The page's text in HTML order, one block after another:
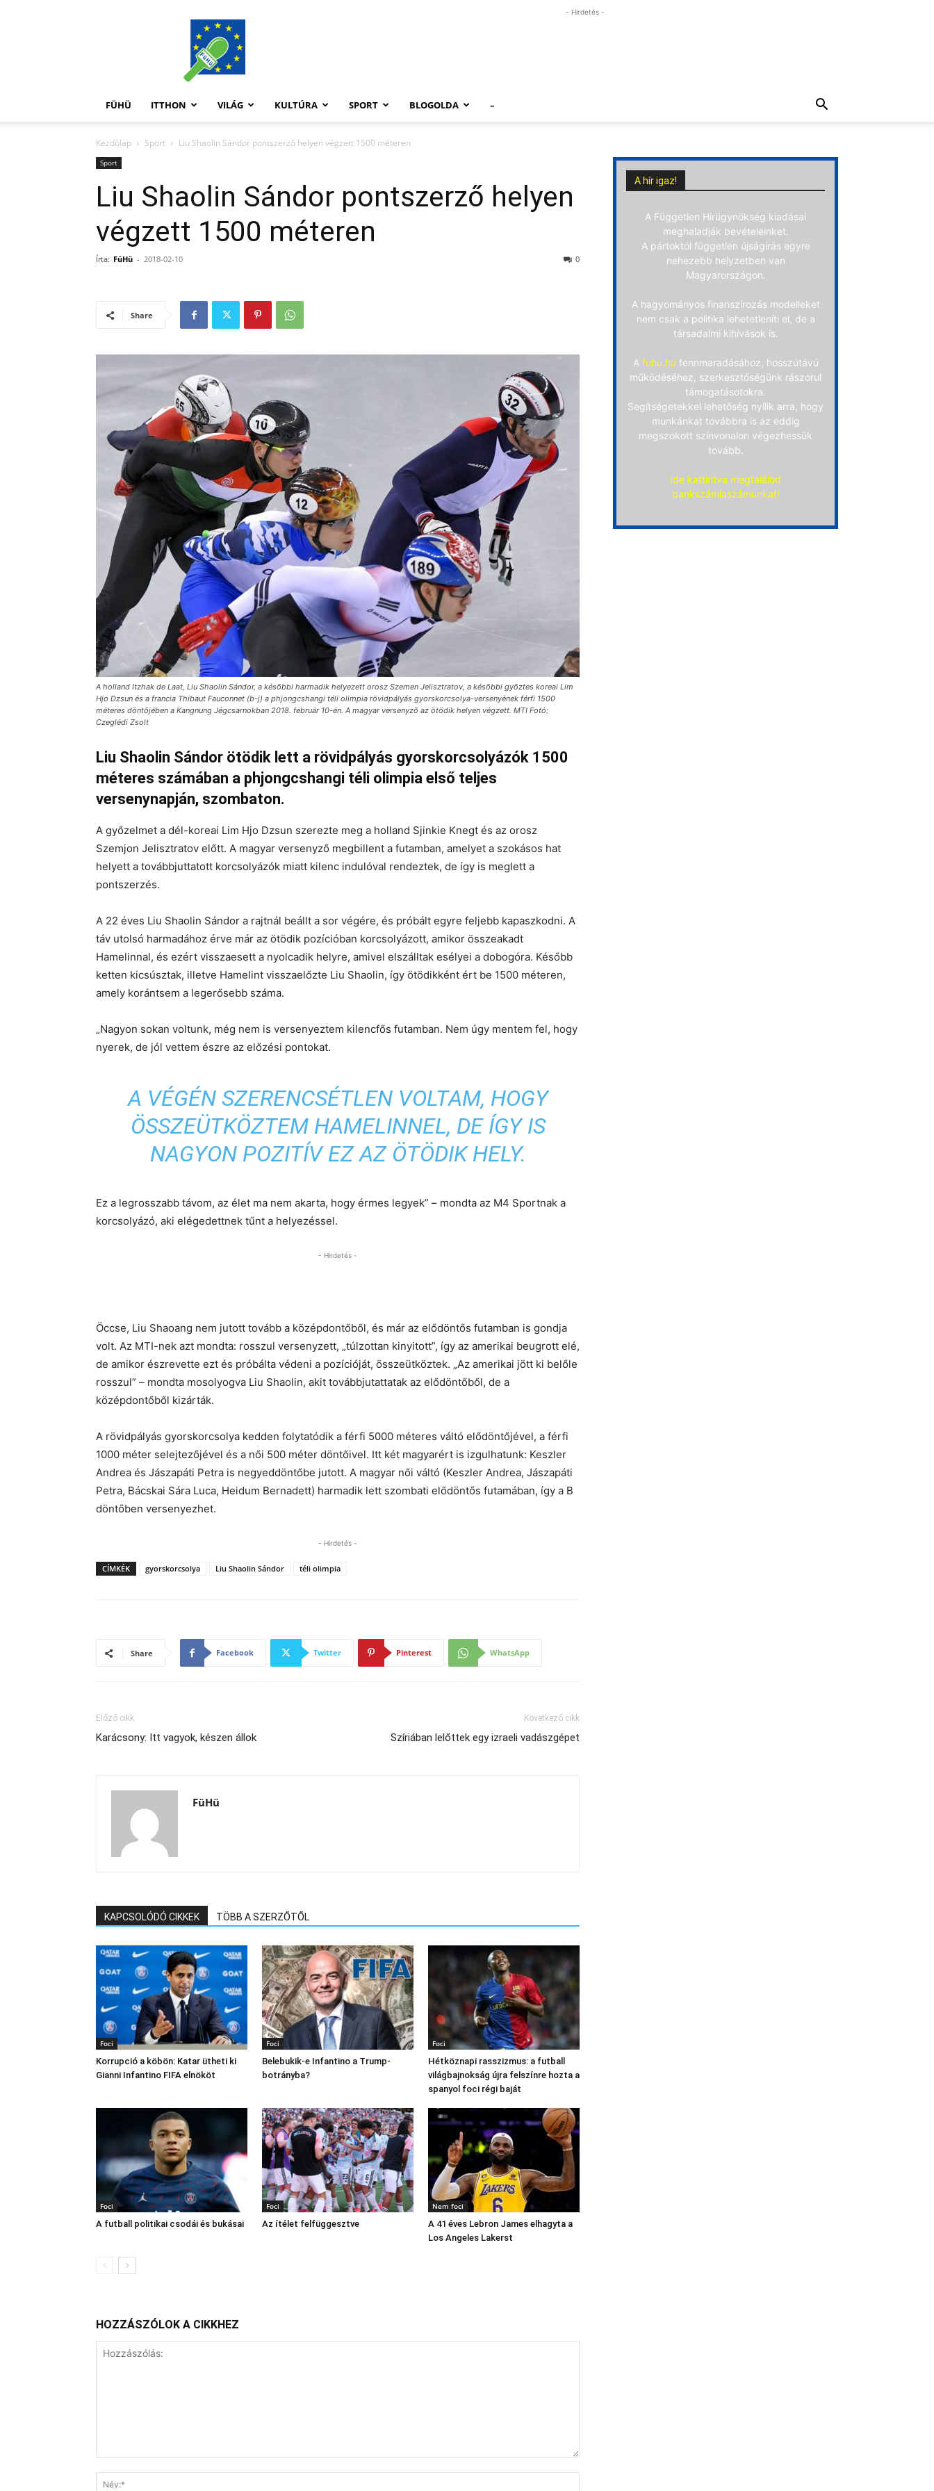
FüHü
- Hirdetés -
FÜHÜ ITTHON VILÁG KULTÚRA SPORT BLOGOLDA –
Kezdőlap Sport Liu Shaolin Sándor pontszerző helyen végzett 1500 méteren
Sport
Liu Shaolin Sándor pontszerző helyen
végzett 1500 méteren
Írta: FüHü - 2018-02-10 0
Share
A holland Itzhak de Laat, Liu Shaolin Sándor, a késõbbi harmadik helyezett orosz Szemen Jelisztratov, a késõbbi gyõztes koreai Lim
Hjo Dzsun és a francia Thibaut Fauconnet (b-j) a phjongcshangi téli olimpia rövidpályás gyorskorcsolya-versenyének férfi 1500
méteres döntõjében a Kangnung Jégcsarnokban 2018. február 10-én. A magyar versenyzõ az ötödik helyen végzett. MTI Fotó:
Czeglédi Zsolt
Liu Shaolin Sándor ötödik lett a rövidpályás gyorskorcsolyázók 1500
méteres számában a phjongcshangi téli olimpia első teljes
versenynapján, szombaton.
A győzelmet a dél-koreai Lim Hjo Dzsun szerezte meg a holland Sjinkie Knegt és az orosz
Szemjon Jelisztratov előtt. A magyar versenyző megbillent a futamban, amelyet a szokásos hat
helyett a továbbjuttatott korcsolyázók miatt kilenc indulóval rendeztek, de így is meglett a
pontszerzés.
A 22 éves Liu Shaolin Sándor a rajtnál beállt a sor végére, és próbált egyre feljebb kapaszkodni. A
táv utolsó harmadához érve már az ötödik pozícióban korcsolyázott, amikor összeakadt
Hamelinnal, és ezért visszaesett a nyolcadik helyre, amivel elszálltak esélyei a dobogóra. Később
ketten kicsúsztak, illetve Hamelint visszaelőzte Liu Shaolin, így ötödikként ért be 1500 méteren,
amely korántsem a legerősebb száma.
„Nagyon sokan voltunk, még nem is versenyeztem kilencfős futamban. Nem úgy mentem fel, hogy
nyerek, de jól vettem észre az előzési pontokat.
A VÉGÉN SZERENCSÉTLEN VOLTAM, HOGY
ÖSSZEÜTKÖZTEM HAMELINNEL, DE ÍGY IS
NAGYON POZITÍV EZ AZ ÖTÖDIK HELY.
Ez a legrosszabb távom, az élet ma nem akarta, hogy érmes legyek” – mondta az M4 Sportnak a
korcsolyázó, aki elégedettnek tűnt a helyezéssel.
- Hirdetés -
Öccse, Liu Shaoang nem jutott tovább a középdontőből, és már az elődöntős futamban is gondja
volt. Az MTI-nek azt mondta: rosszul versenyzett, „túlzottan kinyitott”, így az amerikai beugrott elé,
de amikor észrevette ezt és próbálta védeni a pozícióját, összeütköztek. „Az amerikai jött ki belőle
rosszul” – mondta mosolyogva Liu Shaolin, akit továbbjutattatak az elődöntőből, de a
középdontőből kizárták.
A rövidpályás gyorskorcsolya kedden folytatódik a férfi 5000 méteres váltó elődöntőjével, a férfi
1000 méter selejtezőjével és a női 500 méter döntőivel. Itt két magyarért is izgulhatunk: Keszler
Andrea és Jászapáti Petra is negyeddöntőbe jutott. A magyar női váltó (Keszler Andrea, Jászapáti
Petra, Bácskai Sára Luca, Heidum Bernadett) harmadik lett szombati elődöntős futamában, így a B
döntőben versenyezhet.
- Hirdetés -
CÍMKÉK gyorskorcsolya Liu Shaolin Sándor téli olimpia
Share Facebook Twitter Pinterest WhatsApp
Előző cikk
Karácsony: Itt vagyok, készen állok
Következő cikk
Szíriában lelőttek egy izraeli vadászgépet
FüHü
KAPCSOLÓDÓ CIKKEK TÖBB A SZERZŐTŐL
Foci
Korrupció a köbön: Katar ütheti ki
Gianni Infantino FIFA elnököt
Foci
Belebukik-e Infantino a Trump-
botrányba?
Foci
Hétköznapi rasszizmus: a futball
világbajnokság újra felszínre hozta a
spanyol foci régi baját
Foci
A futball politikai csodái és bukásai
Foci
Az ítélet felfüggesztve
Nem foci
A 41 éves Lebron James elhagyta a
Los Angeles Lakerst
HOZZÁSZÓLOK A CIKKHEZ
A hír igaz!
A Független Hírügynökség kiadásai
meghaladják bevételeinket.
A pártoktól független újságírás egyre
nehezebb helyzetben van
Magyarországon.
A hagyományos finanszírozás modelleket
nem csak a politika lehetetleníti el, de a
társadalmi kihívások is.
A fuhu.hu fennmaradásához, hosszútávú
működéséhez, szerkesztőségünk rászorul
támogatásotokra.
Segítségetekkel lehetőség nyílik arra, hogy
munkánkat továbbra is az eddig
megszokott színvonalon végezhessük
tovább.
Ide kattintva megtalálod
bankszámlaszámunkat!